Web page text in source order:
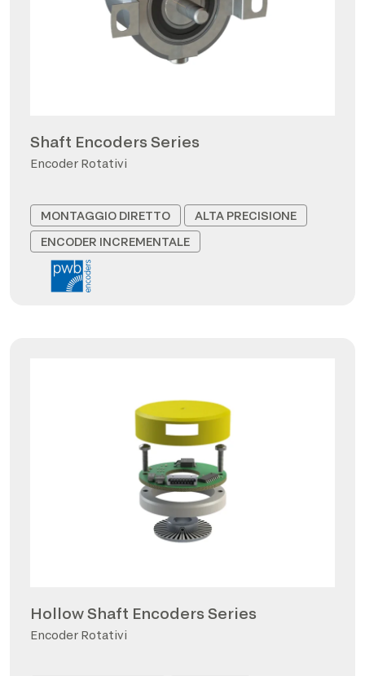
Shaft Encoders Series
Encoder Rotativi
MONTAGGIO DIRETTO
ALTA PRECISIONE
ENCODER INCREMENTALE
Hollow Shaft Encoders Series
Encoder Rotativi